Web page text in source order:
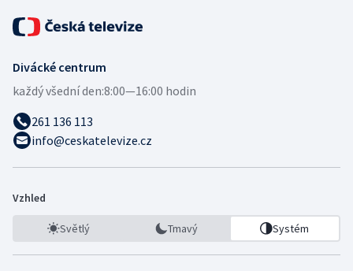
Divácké centrum
každý všední den:8:00—16:00 hodin
261 136 113
info@ceskatelevize.cz
Vzhled
Světlý Tmavý Systém